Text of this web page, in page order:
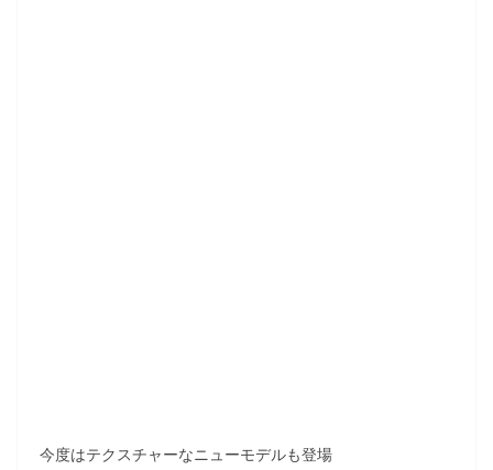
今度はテクスチャーなニューモデルも登場